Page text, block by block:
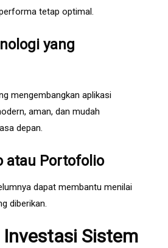
tetap optimal.
yang
mengembangkan aplikasi
aman, dan mudah
depan.
atau Portofolio
dapat membantu menilai
diberikan.
Sistem